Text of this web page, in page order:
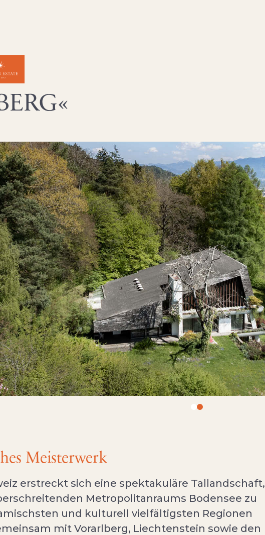
Meisterwerk
erstreckt sich eine spektakuläre Tallandschaft,
Metropolitanraums Bodensee zu
und kulturell vielfältigsten Regionen
mit Vorarlberg, Liechtenstein sowie den